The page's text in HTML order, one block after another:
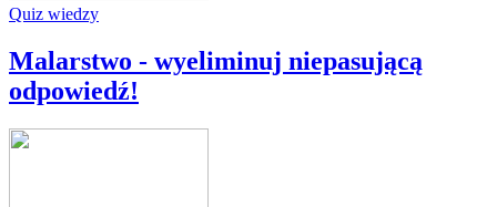
Quiz wiedzy
Malarstwo - wyeliminuj niepasującą
odpowiedź!